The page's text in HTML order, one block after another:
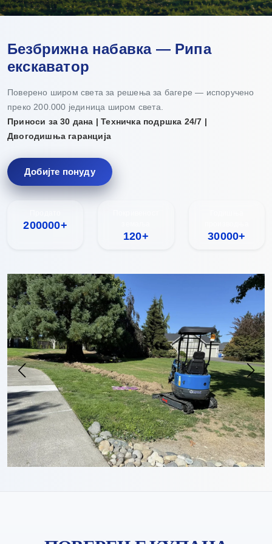
Безбрижна набавка — Рипа
екскаватор
Поверено широм света за решења за багере — испоручено
преко 200.000 јединица широм света.
Приноси за 30 дана | Техничка подршка 24/7 |
Двогодишња гаранција
Добијте понуду
200000+
120+ 30000+